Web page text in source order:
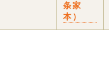
条家
本）